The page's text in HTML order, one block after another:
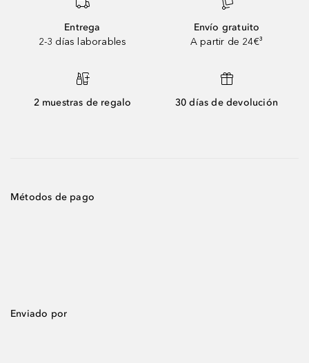
Entrega
2-3 días laborables
Envío gratuito
A partir de 24€³
2 muestras de regalo 30 días de devolución
Métodos de pago
Enviado por